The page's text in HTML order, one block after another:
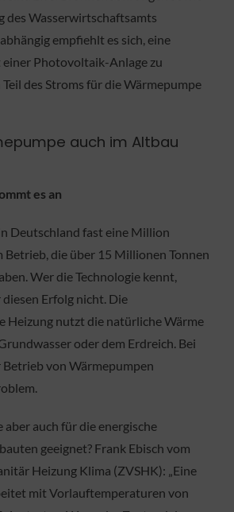
des Wasserwirtschaftsamts
empfiehlt es sich, eine
Photovoltaik-Anlage zu
des Stroms für die Wärmepumpe
auch im Altbau
es an
Deutschland fast eine Million
Betrieb, die über 15 Millionen Tonnen
Wer die Technologie kennt,
Erfolg nicht. Die
Heizung nutzt die natürliche Wärme
oder dem Erdreich. Bei
von Wärmepumpen
aber auch für die energische
geeignet? Frank Ebisch vom
Heizung Klima (ZVSHK): „Eine
mit Vorlauftemperaturen von